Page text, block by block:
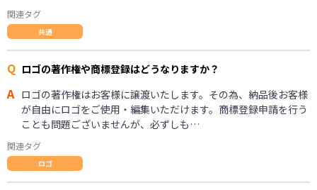
関連タグ
共通
Q ロゴの著作権や商標登録はどうなりますか？
A ロゴの著作権はお客様に譲渡いたします。その為、納品後お客様
が自由にロゴをご使用・編集いただけます。商標登録申請を行う
ことも問題ございませんが、必ずしも…
関連タグ
ロゴ